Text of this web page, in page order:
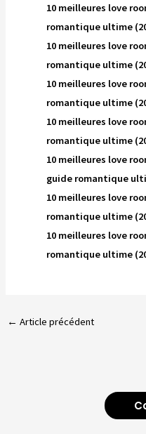
10 meilleures love
romantique ultime
10 meilleures love
romantique ultime
10 meilleures love
romantique ultime
10 meilleures love
romantique ultime
10 meilleures love
guide romantique
10 meilleures love
romantique ultime
10 meilleures love
romantique ultime
← Article précédent